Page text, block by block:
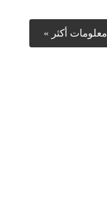
معلومات أكثر »